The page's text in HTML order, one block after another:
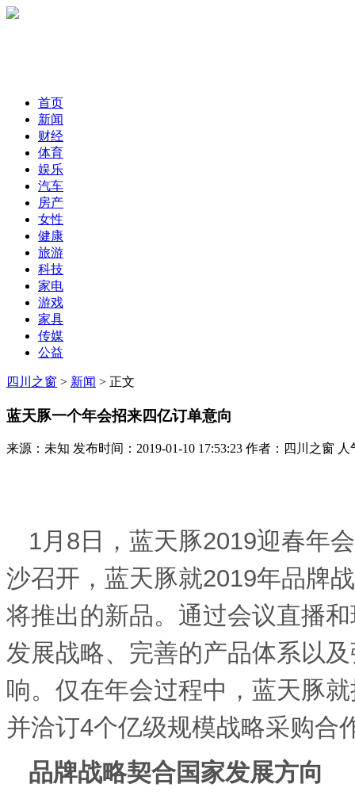
首页
新闻
财经
体育
娱乐
汽车
房产
女性
健康
旅游
科技
家电
游戏
家具
传媒
公益
四川之窗 > 新闻 > 正文
蓝天豚一个年会招来四亿订单意向
来源：未知 发布时间：2019-01-10 17:53:23 作者：四川之窗 人
1月 8 日，蓝天豚2019迎春年
沙召开，蓝天豚就2019年品牌
将推出的新品。通过会议直播
发展战略、完善的产品体系以
响。仅在年会过程中，蓝天豚
并洽订4个亿级规模战略采购合
品牌战略契合国家发展方向